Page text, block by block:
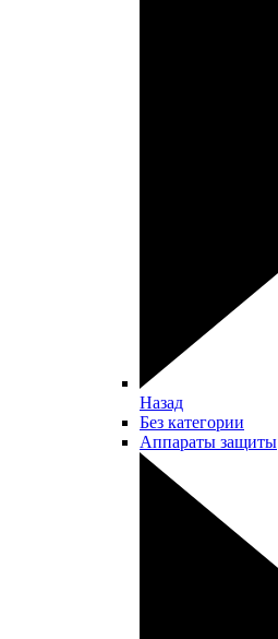
Назад
Без категории
Аппараты защиты